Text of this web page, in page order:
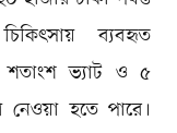
ব্যবহৃত
শতাংশ ভ্যাট ও ৫
নেওয়া হতে পারে।